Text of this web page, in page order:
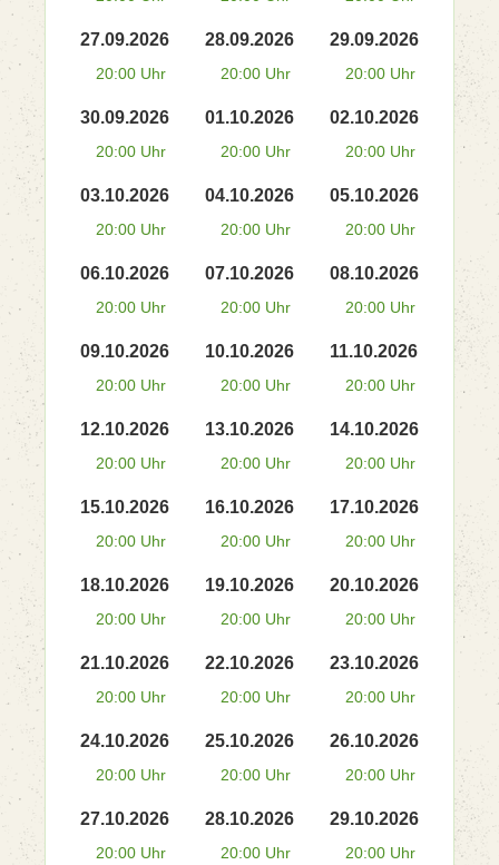
27.09.2026
20:00 Uhr
28.09.2026
20:00 Uhr
29.09.2026
20:00 Uhr
30.09.2026
20:00 Uhr
01.10.2026
20:00 Uhr
02.10.2026
20:00 Uhr
03.10.2026
20:00 Uhr
04.10.2026
20:00 Uhr
05.10.2026
20:00 Uhr
06.10.2026
20:00 Uhr
07.10.2026
20:00 Uhr
08.10.2026
20:00 Uhr
09.10.2026
20:00 Uhr
10.10.2026
20:00 Uhr
11.10.2026
20:00 Uhr
12.10.2026
20:00 Uhr
13.10.2026
20:00 Uhr
14.10.2026
20:00 Uhr
15.10.2026
20:00 Uhr
16.10.2026
20:00 Uhr
17.10.2026
20:00 Uhr
18.10.2026
20:00 Uhr
19.10.2026
20:00 Uhr
20.10.2026
20:00 Uhr
21.10.2026
20:00 Uhr
22.10.2026
20:00 Uhr
23.10.2026
20:00 Uhr
24.10.2026
20:00 Uhr
25.10.2026
20:00 Uhr
26.10.2026
20:00 Uhr
27.10.2026
20:00 Uhr
28.10.2026
20:00 Uhr
29.10.2026
20:00 Uhr